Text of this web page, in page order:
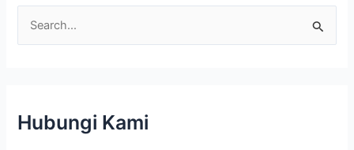
Lintas
Kota
nHubungi Kami